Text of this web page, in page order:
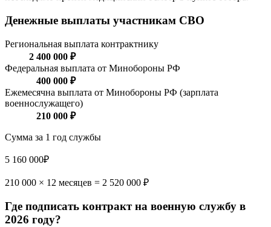
Денежные выплаты участникам СВО
Региональная выплата контрактнику
2 400 000 ₽
Федеральная выплата от Минобороны РФ
400 000 ₽
Ежемесячна выплата от Минобороны РФ (зарплата
военнослужащего)
210 000 ₽
Сумма за 1 год службы
5 160 000₽
210 000 × 12 месяцев = 2 520 000 ₽
Где подписать контракт на военную службу в
2026 году?